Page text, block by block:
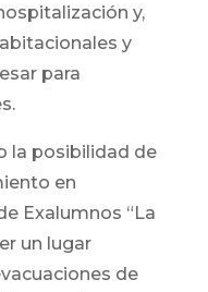
y,
y
para
la posibilidad de
en
Exalumnos “La
un lugar
de